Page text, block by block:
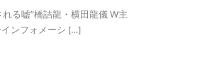
る嘘”橋詰龍・横田龍儀 W主
ンフォメーシ […]